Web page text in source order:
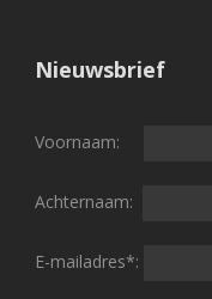
Nieuwsbrief
Voornaam:
Achternaam:
E-mailadres*: